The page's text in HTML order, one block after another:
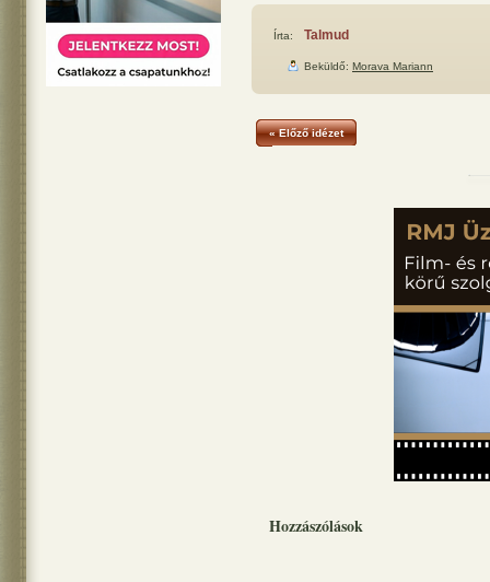
Írta: Talmud
Beküldő: Morava Mariann
« Előző idézet
Hozzászólások